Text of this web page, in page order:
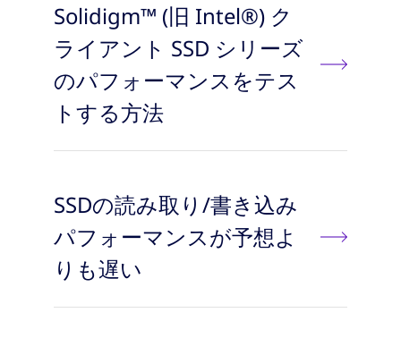
Solidigm™ (旧 Intel®) ク
ライアント SSD シリーズ
のパフォーマンスをテス
トする方法
SSDの読み取り/書き込み
パフォーマンスが予想よ
りも遅い